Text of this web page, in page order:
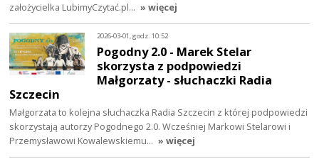
założycielka LubimyCzytać.pl… » więcej
2026-03-01, godz. 10:52
Pogodny 2.0 - Marek Stelar
skorzysta z podpowiedzi
Małgorzaty - słuchaczki Radia
Szczecin
Małgorzata to kolejna słuchaczka Radia Szczecin z której podpowiedzi
skorzystają autorzy Pogodnego 2.0. Wcześniej Markowi Stelarowi i
Przemysławowi Kowalewskiemu… » więcej